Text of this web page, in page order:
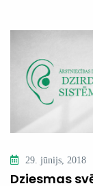
29. jūnijs, 2018
Dziesmas